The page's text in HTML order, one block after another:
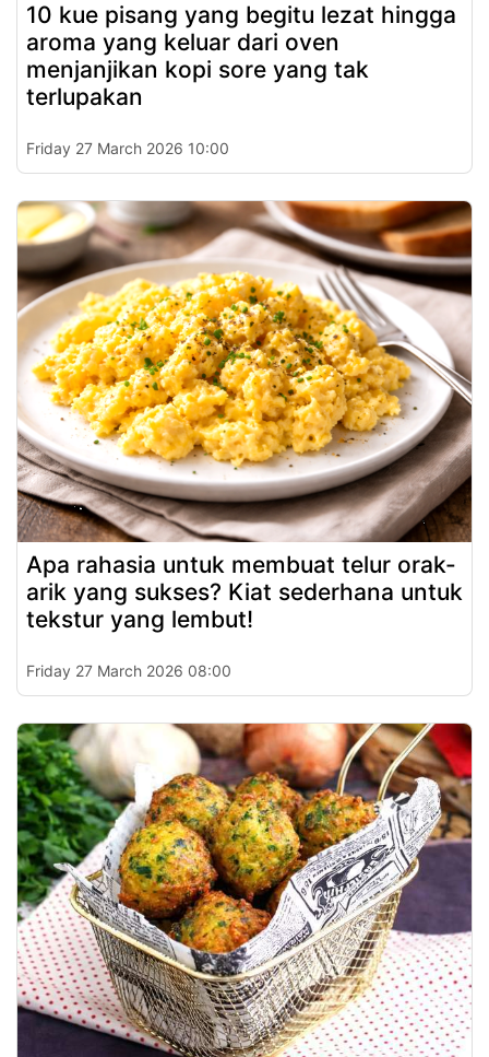
10 kue pisang yang begitu lezat hingga
aroma yang keluar dari oven
menjanjikan kopi sore yang tak
terlupakan
Friday 27 March 2026 10:00
Apa rahasia untuk membuat telur orak-
arik yang sukses? Kiat sederhana untuk
tekstur yang lembut!
Friday 27 March 2026 08:00